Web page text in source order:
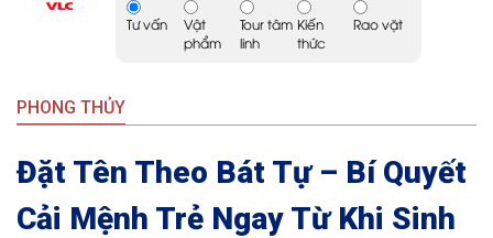
Tư vấn
Vật
phẩm
Tour tâm
linh
Kiến
thức
Rao vặt
PHONG THỦY
Đặt Tên Theo Bát Tự – Bí Quyết
Cải Mệnh Trẻ Ngay Từ Khi Sinh